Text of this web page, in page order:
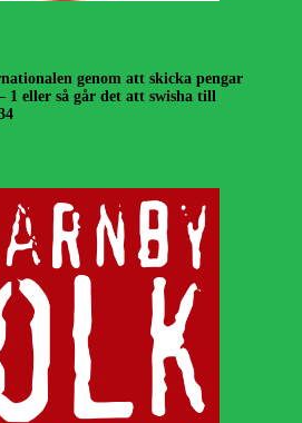
genom att skicka pengar
1 eller så går det att swisha till